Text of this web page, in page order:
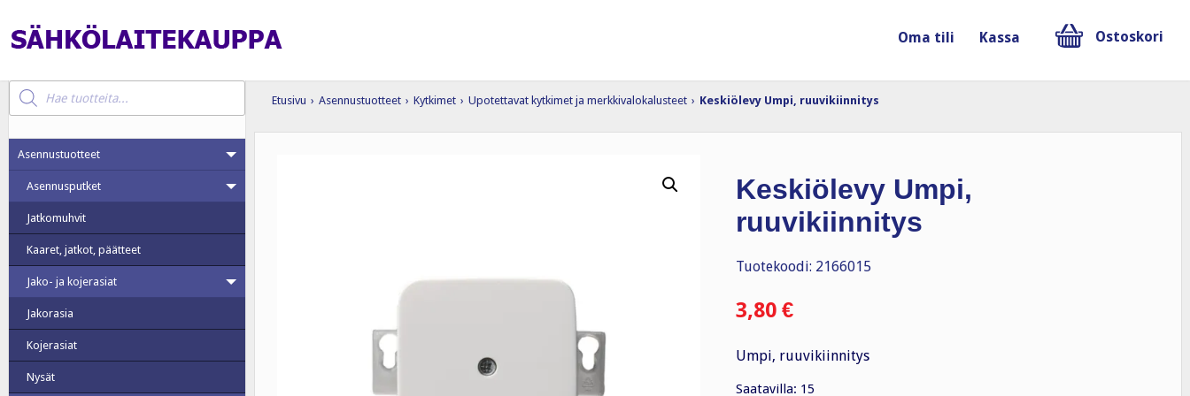
Oma tili Kassa Ostoskori
Etusivu › Asennustuotteet › Kytkimet › Upotettavat kytkimet ja merkkivalokalusteet › Keskiölevy Umpi, ruuvikiinnitys
Keskiölevy Umpi,
ruuvikiinnitys
Tuotekoodi: 2166015
3,80 €
Umpi, ruuvikiinnitys
Saatavilla: 15
Products
search
Asennustuotteet
Asennusputket
Jatkomuhvit
Kaaret, jatkot, päätteet
Jako- ja kojerasiat
Jakorasia
Kojerasiat
Nysät